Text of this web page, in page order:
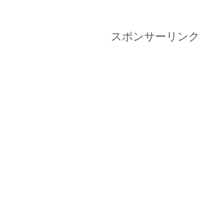
スポンサーリンク